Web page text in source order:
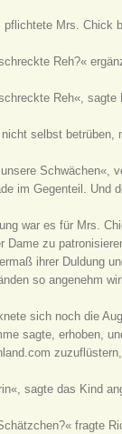
pflichtete Mrs. Chick
Reh?«
Reh«,
selbst betrüben,
Schwächen«,
im Gegenteil. Und
war es für Mrs.
Dame zu
ihrer Duldung
so angenehm
sich noch die
sagte, erhoben,
sagte das Kind
fragte